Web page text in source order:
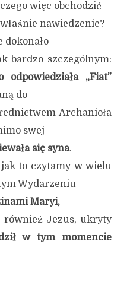
więc obchodzić
nawiedzenie?
dokonało
bardzo szczególnym:
„Fiat”
do
Archanioła
swej
się syna.
to czytamy w wielu
Wydarzeniu
Maryi,
również Jezus, ukryty
w tym momencie